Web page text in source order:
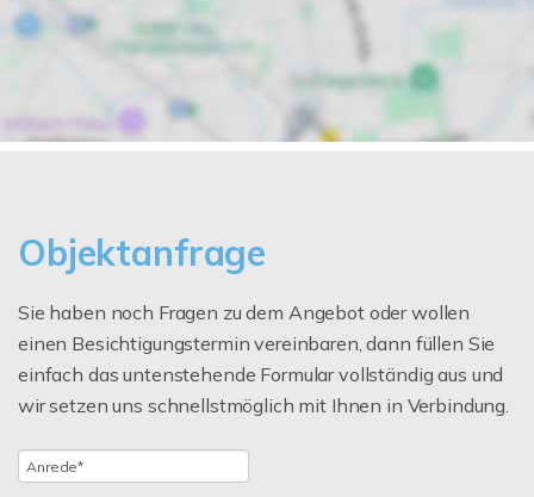
Objektanfrage
Sie haben noch Fragen zu dem Angebot oder wollen
einen Besichtigungstermin vereinbaren, dann füllen Sie
einfach das untenstehende Formular vollständig aus und
wir setzen uns schnellstmöglich mit Ihnen in Verbindung.